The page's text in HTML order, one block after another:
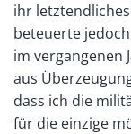
ihr
beteuerte
im vergangenen
aus
dass ich die
für die einzige